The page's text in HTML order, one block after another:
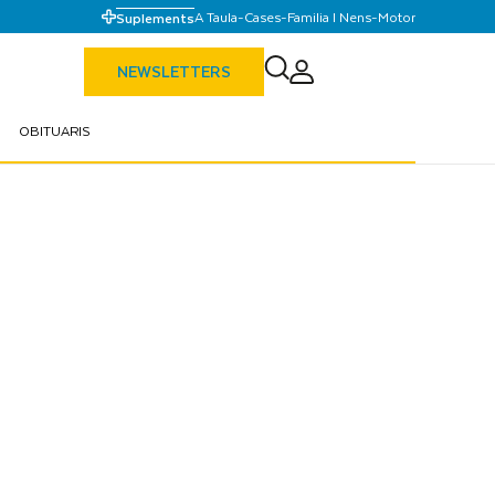
SuplementsA Taula-Cases-Familia I Nens-Motor
NEWSLETTERS
OBITUARIS